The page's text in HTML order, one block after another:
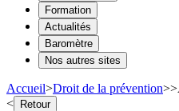
Formation
Actualités
Baromètre
Nos autres sites
Accueil>Droit de la prévention>>
< Retour